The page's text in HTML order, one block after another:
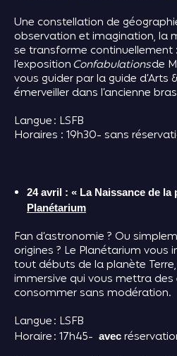
Une constellation de
observation et imagination, la
se transforme continuellement
l’expositionConfabulationsde
vous guider par la guide d’Arts
émerveiller dans l’ancienne
Langue : LSFB
Horaires : 19h30- sans
24 avril : « La Naissance de la
Planétarium
Fan d’astronomie ? Ou
origines ? Le Planétarium vous
tout débuts de la planète
immersive qui vous mettra des
consommer sans modération.
Langue : LSFB
Horaire : 17h45- avec